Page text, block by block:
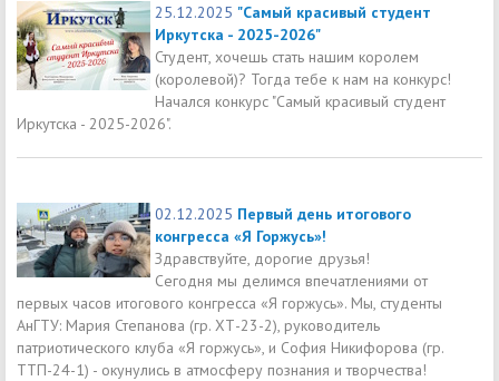
25.12.2025 "Самый красивый студент
Иркутска - 2025-2026"
Студент, хочешь стать нашим королем
(королевой)? Тогда тебе к нам на конкурс!
Начался конкурс "Самый красивый студент
Иркутска - 2025-2026".
02.12.2025 Первый день итогового
конгресса «Я Горжусь»!
Здравствуйте, дорогие друзья!
Сегодня мы делимся впечатлениями от
первых часов итогового конгресса «Я горжусь». Мы, студенты
АнГТУ: Мария Степанова (гр. ХТ-23-2), руководитель
патриотического клуба «Я горжусь», и София Никифорова (гр.
ТТП-24-1) - окунулись в атмосферу познания и творчества!